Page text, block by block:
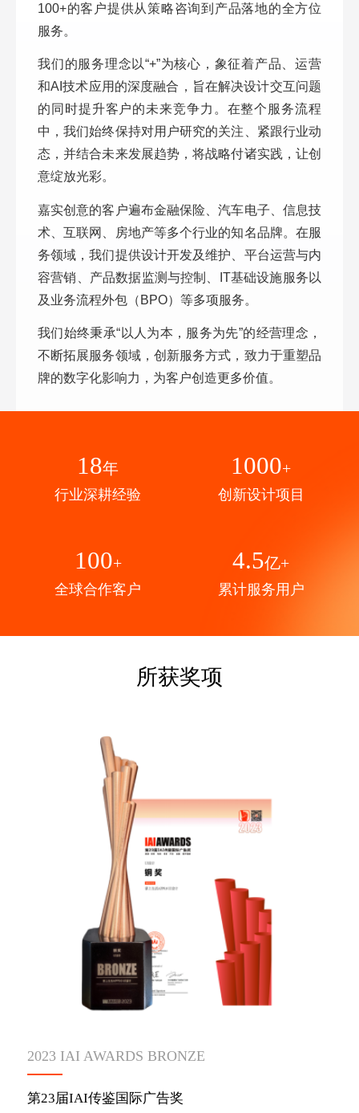
100+的客户提供从策略咨询到产品落地的全方位
服务。
我们的服务理念以“+”为核心，象征着产品、运营
和AI技术应用的深度融合，旨在解决设计交互问题
的同时提升客户的未来竞争力。在整个服务流程
中，我们始终保持对用户研究的关注、紧跟行业动
态，并结合未来发展趋势，将战略付诸实践，让创
意绽放光彩。
嘉实创意的客户遍布金融保险、汽车电子、信息技
术、互联网、房地产等多个行业的知名品牌。在服
务领域，我们提供设计开发及维护、平台运营与内
容营销、产品数据监测与控制、IT基础设施服务以
及业务流程外包（BPO）等多项服务。
我们始终秉承“以人为本，服务为先”的经营理念，
不断拓展服务领域，创新服务方式，致力于重塑品
牌的数字化影响力，为客户创造更多价值。
18年
行业深耕经验
1000+
创新设计项目
100+
全球合作客户
4.5亿+
累计服务用户
所获奖项
2023 IAI AWARDS BRONZE
第23届IAI传鉴国际广告奖